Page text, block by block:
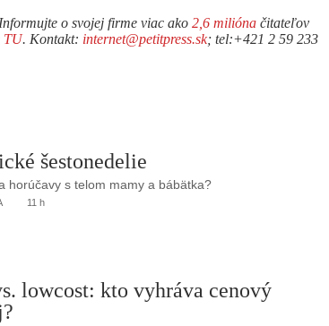
o svojej firme viac ako 2,6 milióna čitateľov
TU. Kontakt: internet@petitpress.sk; tel:+421 2 59 233
šestonedelie
horúčavy s telom mamy a bábätka?
11 h
lowcost: kto vyhráva cenový